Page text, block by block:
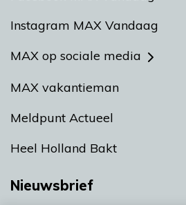
Instagram MAX Vandaag
MAX op sociale media
MAX vakantieman
Meldpunt Actueel
Heel Holland Bakt
Nieuwsbrief